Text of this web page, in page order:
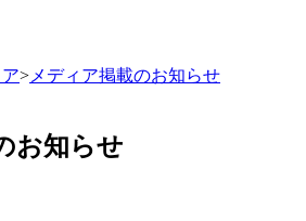
> メディア掲載のお知らせ
お知らせ